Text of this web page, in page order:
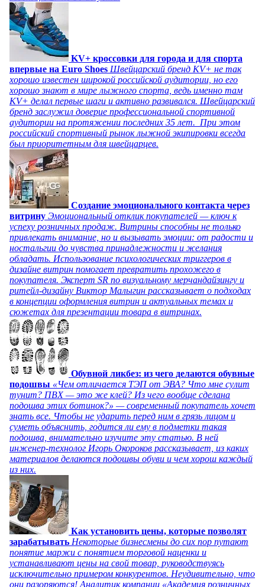
KV+ кроссовки для города и для спорта
впервые на Euro Shoes Швейцарский бренд KV+ не так
хорошо известен широкой российской аудитории, но его
хорошо знают в мире лыжного спорта, ведь именно там
KV+ делал первые шаги и активно развивался. Швейцарский
бренд заслужил доверие профессиональной спортивной
аудитории на протяжении последних 35 лет. При этом
российский спортивный рынок лыжной экипировки всегда
был приоритетным для швейцарцев.
Создание эмоционального контакта через
витрину Эмоциональный отклик покупателей — ключ к
успеху розничных продаж. Витрины способны не только
привлекать внимание, но и вызывать эмоции: от радости и
ностальгии до чувства принадлежности и желания
обладать. Использование психологических триггеров в
дизайне витрин помогает превратить прохожего в
покупателя. Эксперт SR по визуальному мерчандайзингу и
ритейл-дизайну Виктор Малыгин рассказывает о подходах
в концепции оформления витрин и актуальных темах и
сюжетах для презентации товара в витринах.
Обувной ликбез: из чего делаются обувные
подошвы «Чем отличается ТЭП от ЭВА? Что мне сулит
тунит? ПВХ — это же клей? Из чего вообще сделана
подошва этих ботинок?» — современный покупатель хочет
знать все. Чтобы не ударить перед ним в грязь лицом и
суметь объяснить, годится ли ему в подметки такая
подошва, внимательно изучите эту статью. В ней
инженер-технолог Игорь Окороков рассказывает, из каких
материалов делаются подошвы обуви и чем хорош каждый
из них.
Как установить цены, которые позволят
зарабатывать Некоторые бизнесмены до сих пор путают
понятие маржи с понятием торговой наценки и
устанавливают цены на свой товар, руководствуясь
исключительно примером конкурентов. Неудивительно, что
они разоряются! Аналитик компании «Академия розничных